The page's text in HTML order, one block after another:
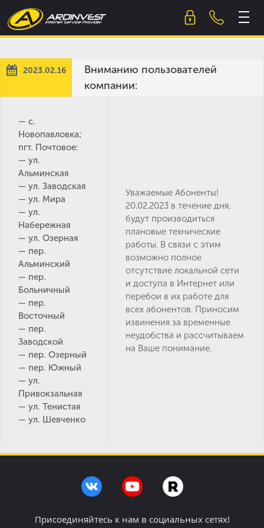
to
content
2023.02.16
Вниманию пользователей
компании:
— с.
Новопавловка;
пгт. Почтовое:
— ул.
Альминская
— ул. Заводская
— ул. Мира
— ул.
Набережная
— ул. Озерная
— пер.
Альминский
— пер.
Больничный
— пер.
Восточный
— пер.
Заводской
— пер. Озерный
— пер. Южный
— ул.
Привокзальная
— ул. Тенистая
— ул. Шевченко
Уважаемые Абоненты!
20.02.2023 в течение дня,
будут производиться
плановые технические
работы. В связи с этим
возможно полное
отсутствие локальной сети
и доступа в Интернет или
перебои в их работе для
всех абонентов. Приносим
извинения за временные
неудобства и рассчитываем
на Ваше понимание.
Присоединяйтесь к нам в социальных сетях!